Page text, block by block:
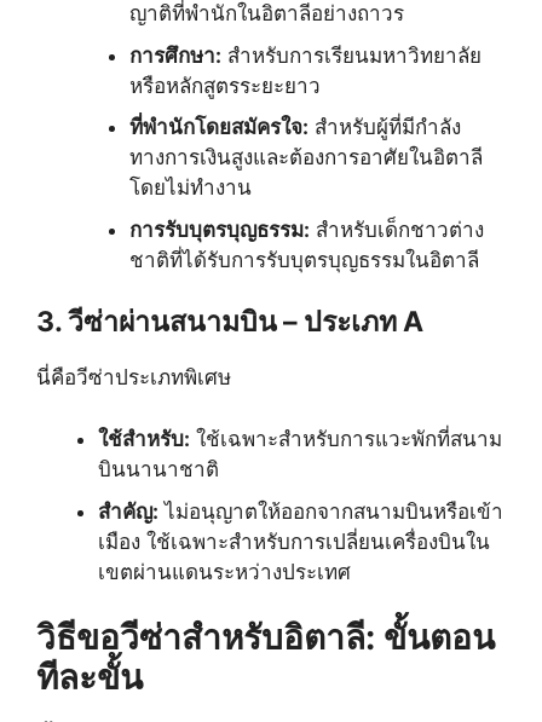
ญาติที่พำนักในอิตาลีอย่างถาวร
การศึกษา: สำหรับการเรียนมหาวิทยาลัย
หรือหลักสูตรระยะยาว
ที่พำนักโดยสมัครใจ: สำหรับผู้ที่มีกำลัง
ทางการเงินสูงและต้องการอาศัยในอิตาลี
โดยไม่ทำงาน
การรับบุตรบุญธรรม: สำหรับเด็กชาวต่าง
ชาติที่ได้รับการรับบุตรบุญธรรมในอิตาลี
3. วีซ่าผ่านสนามบิน – ประเภท A
นี่คือวีซ่าประเภทพิเศษ
ใช้สำหรับ: ใช้เฉพาะสำหรับการแวะพักที่สนาม
บินนานาชาติ
สำคัญ: ไม่อนุญาตให้ออกจากสนามบินหรือเข้า
เมือง ใช้เฉพาะสำหรับการเปลี่ยนเครื่องบินใน
เขตผ่านแดนระหว่างประเทศ
วิธีขอวีซ่าสำหรับอิตาลี: ขั้นตอน
ทีละขั้น